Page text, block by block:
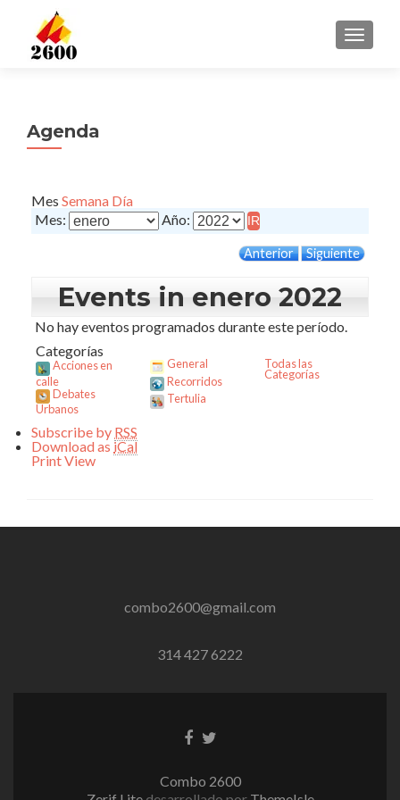
Agenda
Mes Semana Día
Mes:
Año:
Anterior Siguiente
Events in enero 2022
No hay eventos programados durante este período.
Categorías
Acciones en
calle
Debates
Urbanos
General
Recorridos
Tertulia
Todas las
Categorías
Subscribe by RSS
Download as iCal
PrintView
combo2600@gmail.com
314 427 6222
EnlaceEnlace
Combo 2600